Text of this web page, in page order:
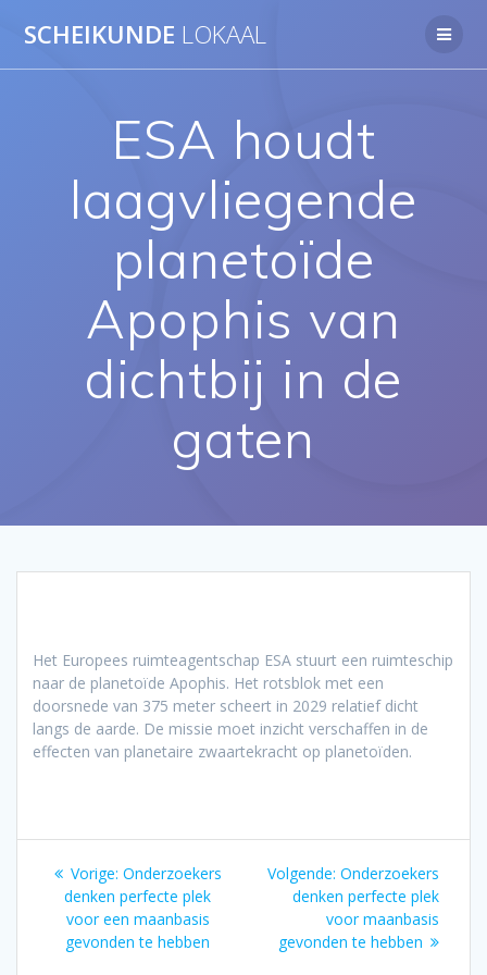
naar
SCHEIKUNDE LOKAAL
ESA houdt
laagvliegende
planetoïde
Apophis van
dichtbij in de
gaten
Het Europees ruimteagentschap ESA stuurt een ruimteschip
naar de planetoïde Apophis. Het rotsblok met een
doorsnede van 375 meter scheert in 2029 relatief dicht
langs de aarde. De missie moet inzicht verschaffen in de
effecten van planetaire zwaartekracht op planetoïden.
Bericht
navigatie
Vorige: Vorig
bericht:
Onderzoekers
denken perfecte plek
voor een maanbasis
gevonden te hebben
Volgende: Volgend
bericht:
Onderzoekers
denken perfecte plek
voor maanbasis
gevonden te hebben